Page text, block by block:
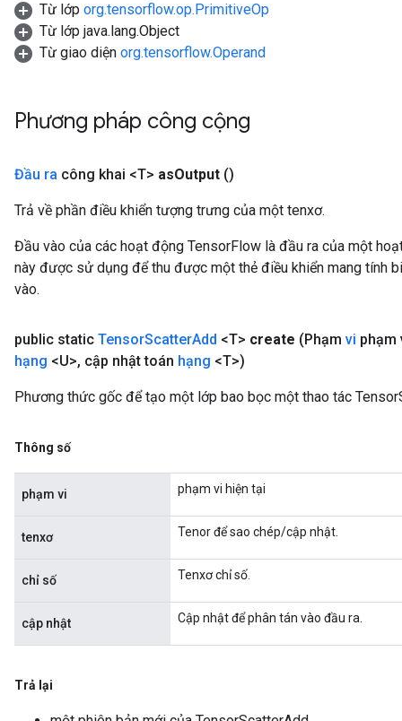
Từ lớp org.tensorflow.op.PrimitiveOp
Từ lớp java.lang.Object
Từ giao diện org.tensorflow.Operand
Phương pháp công cộng
Đầu ra công khai <T> asOutput ()
Trả về phần điều khiển tượng trưng của một tenxơ.
Đầu vào của các hoạt động TensorFlow là đầu ra của một
này được sử dụng để thu được một thẻ điều khiển mang tính
vào.
public static TensorScatterAdd <T> create (Phạm vi phạm
hạng <U>, cập nhật toán hạng <T>)
Phương thức gốc để tạo một lớp bao bọc một thao tác
Thông số
phạm vi phạm vi hiện tại
tenxơ Tenor để sao chép/cập nhật.
chỉ số Tenxơ chỉ số.
cập nhật Cập nhật để phân tán vào đầu ra.
Trả lại